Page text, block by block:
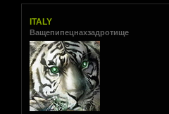
ITALY
Ващепипецнахзадротище